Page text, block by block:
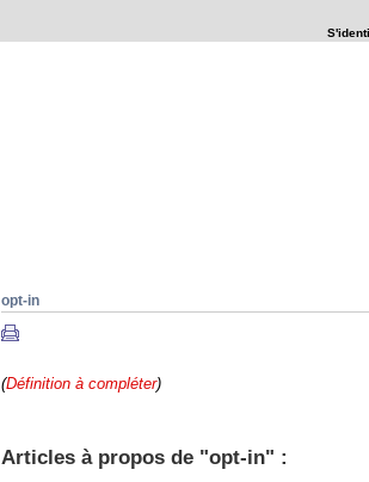
opt-in
(Définition à compléter)
Articles à propos de "opt-in" :